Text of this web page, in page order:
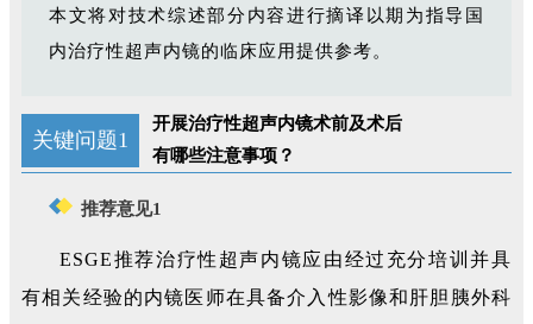
本文将对技术综述部分内容进行摘译以期为指导国
内治疗性超声内镜的临床应用提供参考。
关键问题1
开展治疗性超声内镜术前及术后
有哪些注意事项？
推荐意见1
ESGE推荐治疗性超声内镜应由经过充分培训并具
有相关经验的内镜医师在具备介入性影像和肝胆胰外科